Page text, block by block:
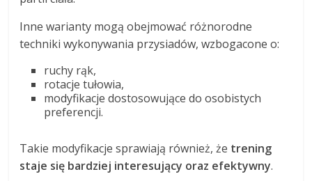
Inne warianty mogą obejmować różnorodne
techniki wykonywania przysiadów, wzbogacone o:
ruchy rąk,
rotacje tułowia,
modyfikacje dostosowujące do osobistych
preferencji.
Takie modyfikacje sprawiają również, że trening
staje się bardziej interesujący oraz efektywny.